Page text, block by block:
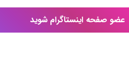
عضو صفحه اینستاگرام شوید